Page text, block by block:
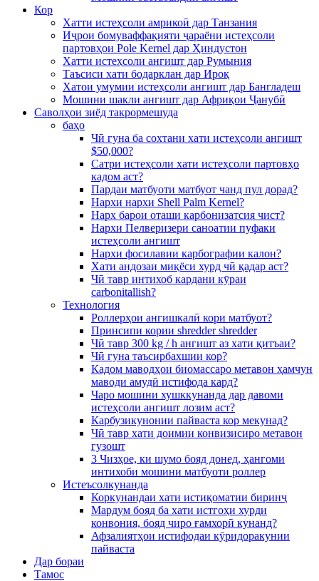
Кор
Хатти истеҳсоли амрикоӣ дар Танзания
Иҷрои бомуваффақияти ҷараёни истеҳсоли
партовҳои Pole Kernel дар Ҳиндустон
Хатти истеҳсоли ангишт дар Румыния
Таъсиси хати бодарклан дар Ироқ
Хатои умумии истеҳсоли ангишт дар Бангладеш
Мошини шакли ангишт дар Африқои Ҷанубӣ
Саволҳои зиёд такрормешуда
баҳо
Чӣ гуна ба сохтани хати истеҳсоли ангишт
$50,000?
Сатри истеҳсоли хати истеҳсоли партовҳо
кадом аст?
Пардаи матбуоти матбуот чанд пул дорад?
Нархи нархи Shell Palm Kernel?
Нарх барои оташи карбонизатсия чист?
Нархи Пелверизери саноатии пуфаки
истеҳсоли ангишт
Нархи фосилавии карбографии калон?
Хати андозаи миқёси хурд чӣ қадар аст?
Чӣ тавр интихоб кардани кӯраи
carbonitallish?
Технология
Роллерҳои ангишкалӣ кори матбуот?
Принсипи кории shredder shredder
Чӣ тавр 300 kg / h ангишт аз хати қитъаи?
Чӣ гуна таъсирбахшии кор?
Кадом маводҳои биомассаро метавон ҳамчун
маводи амудӣ истифода кард?
Чаро мошини хушккунанда дар давоми
истеҳсоли ангишт лозим аст?
Карбузикунонии пайваста кор мекунад?
Чӣ тавр хати доимии конвизисиро метавон
гузошт
3 Чизҳое, ки шумо бояд донед, ҳангоми
интихоби мошини матбуоти роллер
Истеъсолкунанда
Коркунандаи хати истиқоматии биринҷ
Мардум бояд ба хати истгоҳи хурди
конвония, бояд чиро ғамхорӣ кунанд?
Афзалиятҳои истифодаи кӯридоракунии
пайваста
Дар бораи
Тамос